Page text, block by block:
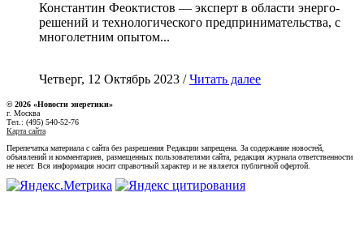
Константин Феоктистов — эксперт в области энерго-
решений и технологического предпринимательства, с
многолетним опытом...
Четверг, 12 Октябрь 2023 /Читать далее
© 2026 «Новости энеретики»
г. Москва
Тел.: (495) 540-52-76
Карта сайта
Перепечатка материала с сайта без разрешения Редакции запрещена. За содержание новостей,
объявлений и комментариев, размещенных пользователями сайта, редакция журнала ответственности
не несет. Вся информация носит справочный характер и не является публичной офертой.